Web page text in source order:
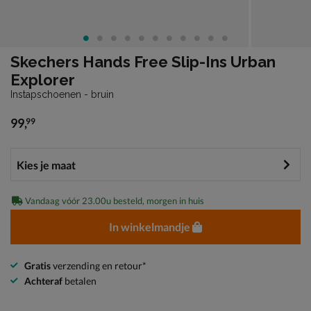
Skechers Hands Free Slip-Ins Urban
Explorer
Instapschoenen - bruin
€ 99,99
99,99
Vandaag vóór 23.00u besteld, morgen in huis
In winkelmandje
Gratisverzending en retour*
Achteraf betalen